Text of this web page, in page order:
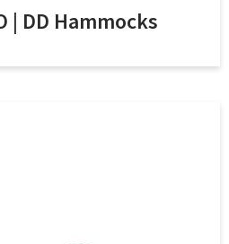
| DD Hammocks